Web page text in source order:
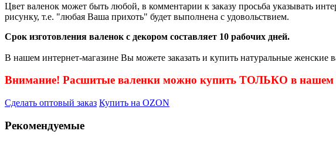
Цвет валенок может быть любой, в комментарии к заказу просьба указывать
рисунку, т.е. "любая Ваша прихоть" будет выполнена с удовольствием.
Срок изготовления валенок с декором составляет 10 рабочих дней.
В нашем интернет-магазине Вы можете заказать и купить натуральные женские
Внимание! Расшитые валенки можно купить ТОЛЬКО в
Сделать оптовый заказ Купить на OZON
Рекомендуемые